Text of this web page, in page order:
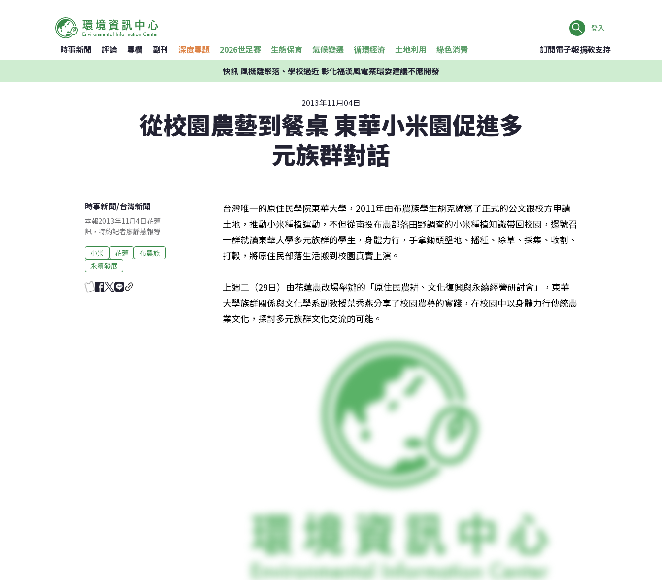
登入
時事新聞 評論 專欄 副刊 深度專題 2026世足賽 生態保育 氣候變遷 循環經濟 土地利用 綠色消費 訂閱電子報捐款支持
快訊風機離聚落、學校過近 彰化福漢風電案環委建議不應開發
2013年11月04日
從校園農藝到餐桌 東華小米園促進多
元族群對話
時事新聞/台灣新聞
本報2013年11月4日花蓮
訊，特約記者廖靜蕙報導
小米 花蓮
布農族
永續發展
台灣唯一的原住民學院東華大學，2011年由布農族學生胡克緯寫了正式的公文跟校方申請
土地，推動小米種植運動，不但從南投布農部落田野調查的小米種植知識帶回校園，還號召
一群就讀東華大學多元族群的學生，身體力行，手拿鋤頭墾地、播種、除草、採集、收割、
打穀，將原住民部落生活搬到校園真實上演。
上週二（29日）由花蓮農改場舉辦的「原住民農耕、文化復興與永續經營研討會」，東華
大學族群關係與文化學系副教授葉秀燕分享了校園農藝的實踐，在校園中以身體力行傳統農
業文化，探討多元族群文化交流的可能。